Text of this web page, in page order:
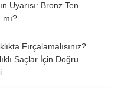
Uyarısı: Bronz Ten
mı?
Fırçalamalısınız?
Saçlar İçin Doğru